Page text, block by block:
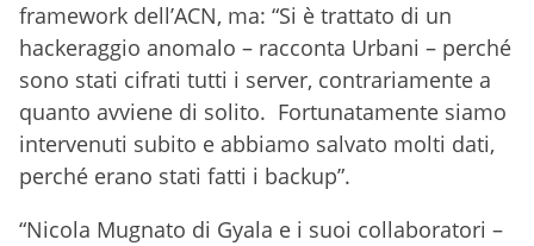
framework dell’ACN, ma: “Si è trattato di un
hackeraggio anomalo – racconta Urbani – perché
sono stati cifrati tutti i server, contrariamente a
quanto avviene di solito. Fortunatamente siamo
intervenuti subito e abbiamo salvato molti dati,
perché erano stati fatti i backup”.
“Nicola Mugnato di Gyala e i suoi collaboratori –